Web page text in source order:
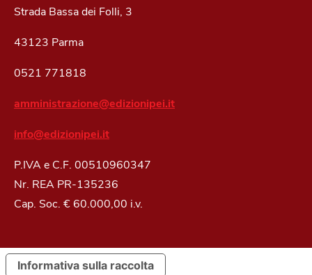
Strada Bassa dei Folli, 3
43123 Parma
0521 771818
amministrazione@edizionipei.it
info@edizionipei.it
P.IVA e C.F. 00510960347
Nr. REA PR-135236
Cap. Soc. € 60.000,00 i.v.
Informativa sulla raccolta